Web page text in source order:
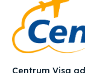
Centrum Visa